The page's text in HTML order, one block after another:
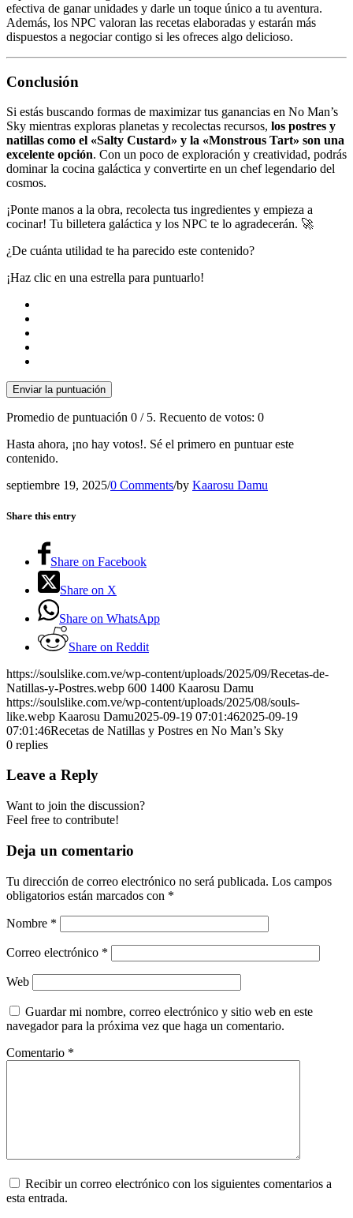
efectiva de ganar unidades y darle un toque único a tu aventura.
Además, los NPC valoran las recetas elaboradas y estarán más
dispuestos a negociar contigo si les ofreces algo delicioso.
Conclusión
Si estás buscando formas de maximizar tus ganancias en No Man’s
Sky mientras exploras planetas y recolectas recursos, los postres y
natillas como el «Salty Custard» y la «Monstrous Tart» son una
excelente opción. Con un poco de exploración y creatividad, podrás
dominar la cocina galáctica y convertirte en un chef legendario del
cosmos.
¡Ponte manos a la obra, recolecta tus ingredientes y empieza a
cocinar! Tu billetera galáctica y los NPC te lo agradecerán. 🚀
¿De cuánta utilidad te ha parecido este contenido?
¡Haz clic en una estrella para puntuarlo!
Enviar la puntuación
Promedio de puntuación 0 / 5. Recuento de votos: 0
Hasta ahora, ¡no hay votos!. Sé el primero en puntuar este
contenido.
septiembre 19, 2025/0 Comments/by Kaarosu Damu
Share this entry
Share on Facebook
Share on X
Share on WhatsApp
Share on Reddit
https://soulslike.com.ve/wp-content/uploads/2025/09/Recetas-de-
Natillas-y-Postres.webp 600 1400 Kaarosu Damu
https://soulslike.com.ve/wp-content/uploads/2025/08/souls-
like.webp Kaarosu Damu2025-09-19 07:01:462025-09-19
07:01:46Recetas de Natillas y Postres en No Man’s Sky
0 replies
Leave a Reply
Want to join the discussion?
Feel free to contribute!
Deja un comentario
Tu dirección de correo electrónico no será publicada. Los campos
obligatorios están marcados con *
Nombre *
Correo electrónico *
Web
Guardar mi nombre, correo electrónico y sitio web en este
navegador para la próxima vez que haga un comentario.
Comentario *
Recibir un correo electrónico con los siguientes comentarios a
esta entrada.